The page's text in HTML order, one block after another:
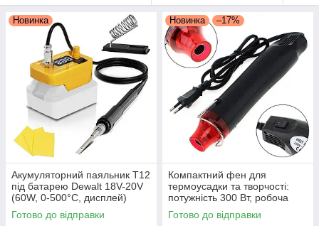
Новинка
Акумуляторний паяльник T12
під батарею Dewalt 18V-20V
(60W, 0-500°C, дисплей)
Готово до відправки
Новинка –17%
Компактний фен для
термоусадки та творчості:
потужність 300 Вт, робоча
температура 200°C
Готово до відправки